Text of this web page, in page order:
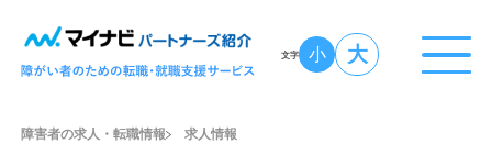
文字 小 大
障害者の求人・転職情報
求人情報